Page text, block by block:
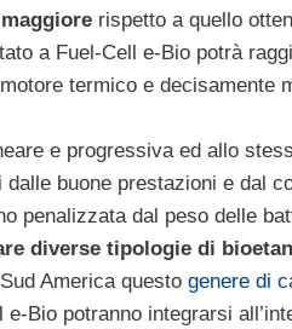
rispetto a quello
a Fuel-Cell e-Bio potrà
termico e decisamente
e progressiva ed allo
buone prestazioni e dal
penalizzata dal peso delle
diverse tipologie di
America questo genere di
Bio potranno integrarsi